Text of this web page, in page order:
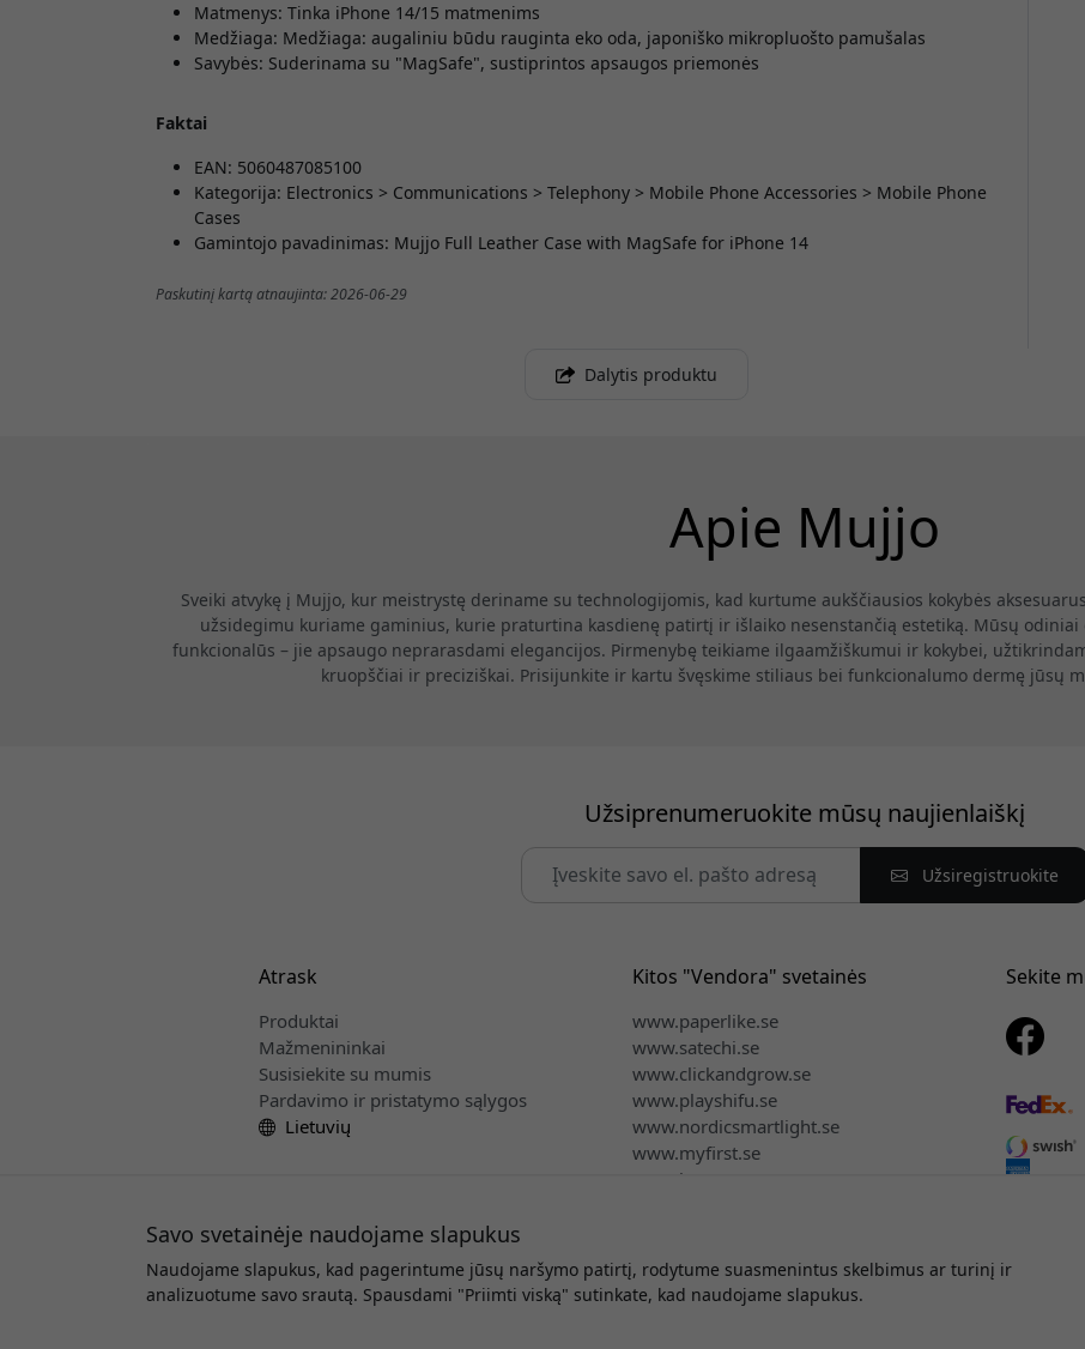
Matmenys: Tinka iPhone 14/15 matmenims
Medžiaga: Medžiaga: augaliniu būdu rauginta eko oda, japoniško mikropluošto pamušalas
Savybės: Suderinama su "MagSafe", sustiprintos apsaugos priemonės
Faktai
EAN: 5060487085100
Kategorija: Electronics > Communications > Telephony > Mobile Phone Accessories > Mobile Phone
Cases
Gamintojo pavadinimas: Mujjo Full Leather Case with MagSafe for iPhone 14
Paskutinį kartą atnaujinta: 2026-06-29
Dalytis produktu
Apie Mujjo
Sveiki atvykę į Mujjo, kur meistrystę deriname su technologijomis, kad kurtume aukščiausios kokybės
užsidegimu kuriame gaminius, kurie praturtina kasdienę patirtį ir išlaiko nesenstančią estetiką. Mūsų
funkcionalūs – jie apsaugo neprarasdami elegancijos. Pirmenybę teikiame ilgaamžiškumui ir kokybei,
kruopščiai ir preciziškai. Prisijunkite ir kartu švęskime stiliaus bei funkcionalumo dermę jūsų
Užsiprenumeruokite mūsų naujienlaiškį
Užsiregistruokite
Atrask
Produktai
Mažmenininkai
Susisiekite su mumis
Pardavimo ir pristatymo sąlygos
Lietuvių
Kitos "Vendora" svetainės
www.paperlike.se
www.satechi.se
www.clickandgrow.se
www.playshifu.se
www.nordicsmartlight.se
www.myfirst.se
www.herqs.se
Sekite
Autorinės teisės © 2026 Vendora Nordic - Oficialus Mujjo® platintojas
Savo svetainėje naudojame slapukus
Naudojame slapukus, kad pagerintume jūsų naršymo patirtį, rodytume suasmenintus skelbimus ar turinį ir
analizuotume savo srautą. Spausdami "Priimti viską" sutinkate, kad naudojame slapukus.